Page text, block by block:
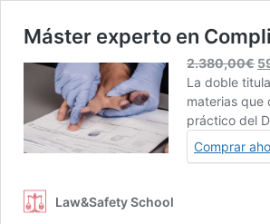
Máster experto en
2.380,00€ El
La doble
materias que
práctico del
Comprar
Law&Safety School